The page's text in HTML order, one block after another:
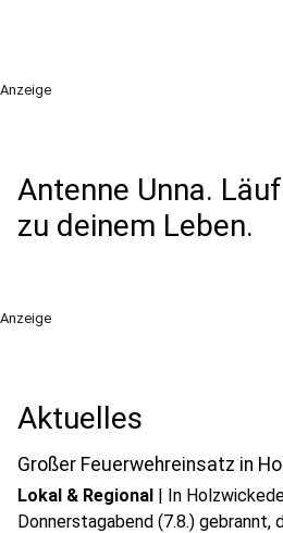
Anzeige
Antenne Unna.
zu deinem Leben.
Anzeige
Aktuelles
Großer Feuerwehreinsatz in
Lokal & Regional | In
Donnerstagabend (7.8.) gebrannt,